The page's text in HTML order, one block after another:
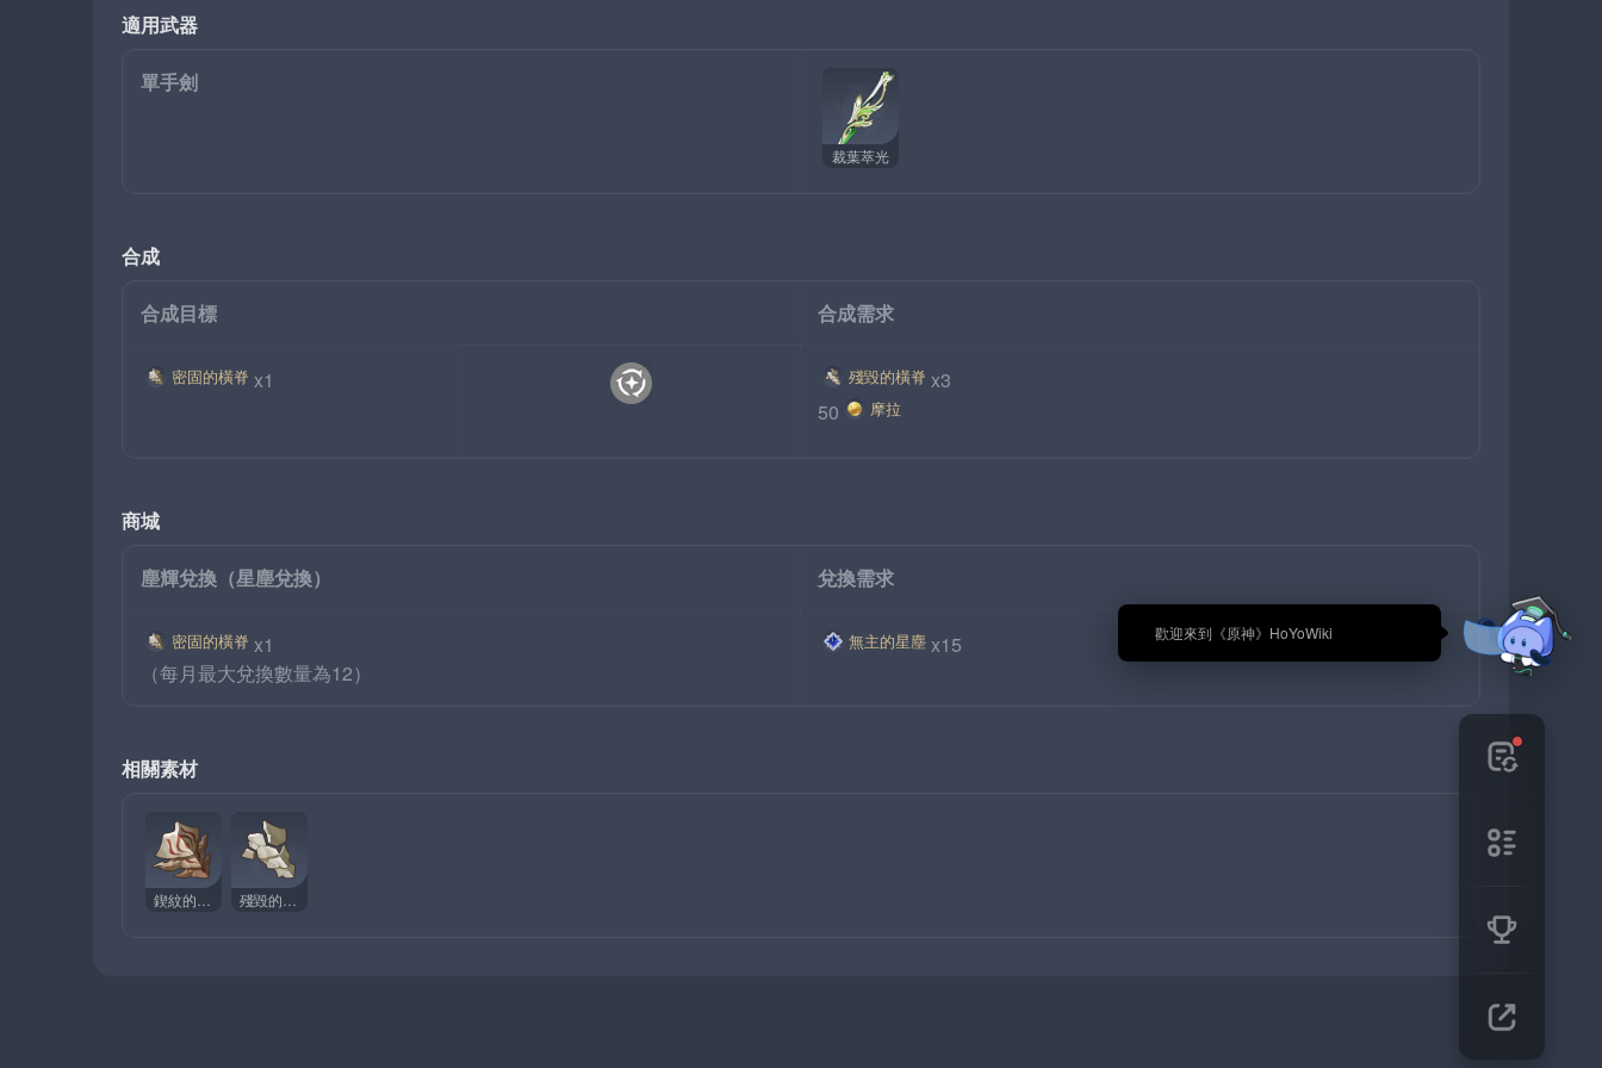
🎉 歡迎來到《原神》HoYoWiki
適用武器
單手劍
裁葉萃光
合成
合成目標 合成需求
密固的橫脊 x1 殘毀的橫脊 x3
50
摩拉
商城
塵輝兌換（星塵兌換） 兌換需求
密固的橫脊 x1
（每月最大兌換數量為12）
無主的星塵 x15
相關素材